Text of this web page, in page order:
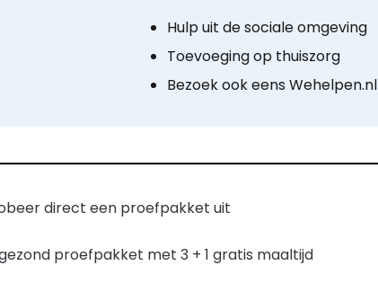
Hulp uit de sociale omgeving
Toevoeging op thuiszorg
Bezoek ook eens Wehelpen.nl
direct een proefpakket uit
proefpakket met 3 + 1 gratis maaltijd